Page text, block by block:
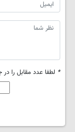
* لطفا عدد مقابل را